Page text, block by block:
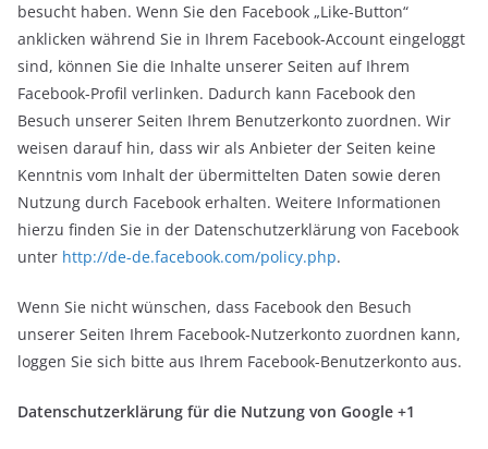
besucht haben. Wenn Sie den Facebook „Like-Button“
anklicken während Sie in Ihrem Facebook-Account eingeloggt
sind, können Sie die Inhalte unserer Seiten auf Ihrem
Facebook-Profil verlinken. Dadurch kann Facebook den
Besuch unserer Seiten Ihrem Benutzerkonto zuordnen. Wir
weisen darauf hin, dass wir als Anbieter der Seiten keine
Kenntnis vom Inhalt der übermittelten Daten sowie deren
Nutzung durch Facebook erhalten. Weitere Informationen
hierzu finden Sie in der Datenschutzerklärung von Facebook
unter http://de-de.facebook.com/policy.php.
Wenn Sie nicht wünschen, dass Facebook den Besuch
unserer Seiten Ihrem Facebook-Nutzerkonto zuordnen kann,
loggen Sie sich bitte aus Ihrem Facebook-Benutzerkonto aus.
Datenschutzerklärung für die Nutzung von Google +1